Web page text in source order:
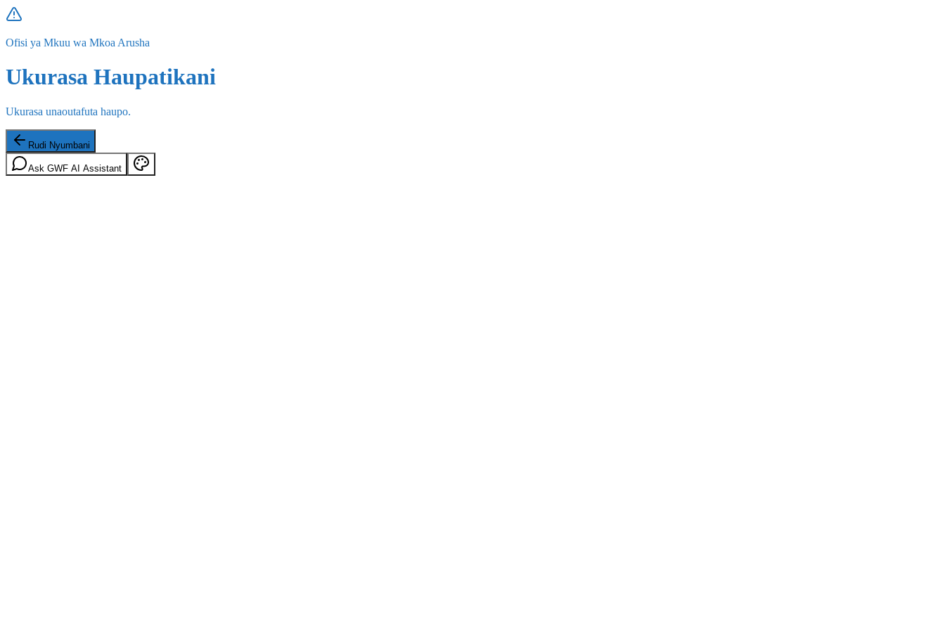
Ofisi ya Mkuu wa Mkoa Arusha
Ukurasa Haupatikani
Ukurasa unaoutafuta haupo.
Rudi Nyumbani
Ask GWF AI Assistant